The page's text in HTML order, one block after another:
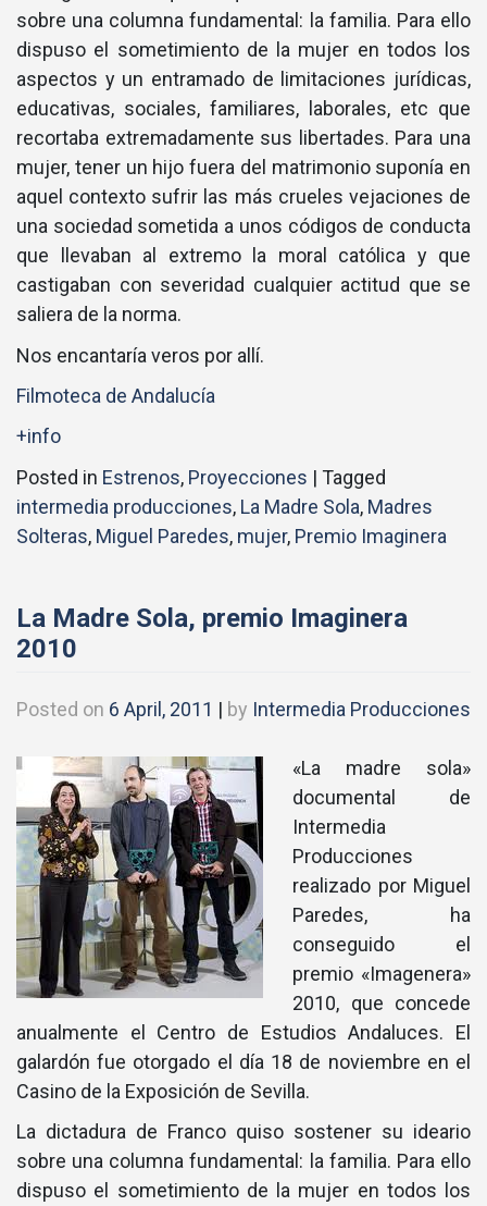
sobre una columna fundamental: la familia. Para ello
dispuso el sometimiento de la mujer en todos los
aspectos y un entramado de limitaciones jurí­dicas,
educativas, sociales, familiares, laborales, etc que
recortaba extremadamente sus libertades. Para una
mujer, tener un hijo fuera del matrimonio suponí­a en
aquel contexto sufrir las más crueles vejaciones de
una sociedad sometida a unos códigos de conducta
que llevaban al extremo la moral católica y que
castigaban con severidad cualquier actitud que se
saliera de la norma.
Nos encantarí­a veros por allí­.
Filmoteca de Andalucí­a
+info
Posted in Estrenos, Proyecciones | Tagged
intermedia producciones, La Madre Sola, Madres
Solteras, Miguel Paredes, mujer, Premio Imaginera
La Madre Sola, premio Imaginera
2010
Posted on 6 April, 2011 | by Intermedia Producciones
«La madre sola»
documental de
Intermedia
Producciones
realizado por Miguel
Paredes, ha
conseguido el
premio «Imagenera»
2010, que concede
anualmente el Centro de Estudios Andaluces. El
galardón fue otorgado el dí­a 18 de noviembre en el
Casino de la Exposición de Sevilla.
La dictadura de Franco quiso sostener su ideario
sobre una columna fundamental: la familia. Para ello
dispuso el sometimiento de la mujer en todos los